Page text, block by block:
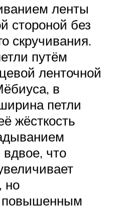
ленты
стороной без
скручивания.
путём
ленточной
в
петли
жёсткость
что
но
повышенным